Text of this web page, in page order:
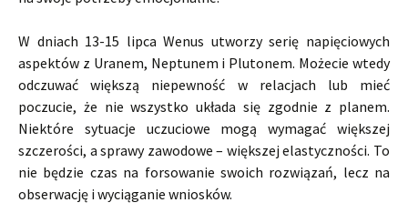
W dniach 13-15 lipca Wenus utworzy serię napięciowych
aspektów z Uranem, Neptunem i Plutonem. Możecie wtedy
odczuwać większą niepewność w relacjach lub mieć
poczucie, że nie wszystko układa się zgodnie z planem.
Niektóre sytuacje uczuciowe mogą wymagać większej
szczerości, a sprawy zawodowe – większej elastyczności. To
nie będzie czas na forsowanie swoich rozwiązań, lecz na
obserwację i wyciąganie wniosków.